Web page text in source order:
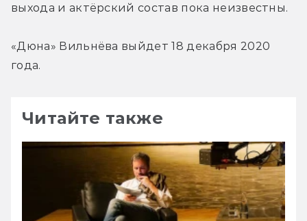
выхода и актёрский состав пока неизвестны.
«Дюна» Вильнёва выйдет 18 декабря 2020
года.
Читайте также